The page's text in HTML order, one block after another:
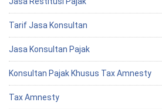
Tarif Jasa Konsultan
Jasa Konsultan Pajak
Konsultan Pajak Khusus Tax Amnesty
Tax Amnesty